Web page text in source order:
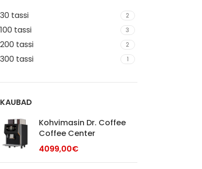
30 tassi
2
100 tassi 3
200 tassi 2
300 tassi 1
KAUBAD
Kohvimasin Dr. Coffee
Coffee Center
4099,00€